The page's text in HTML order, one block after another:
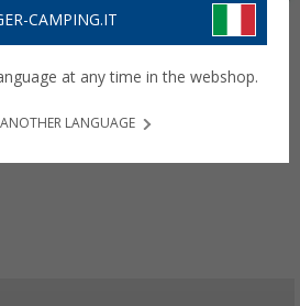
CAMPING.IT
at any time in the webshop.
ANOTHER LANGUAGE